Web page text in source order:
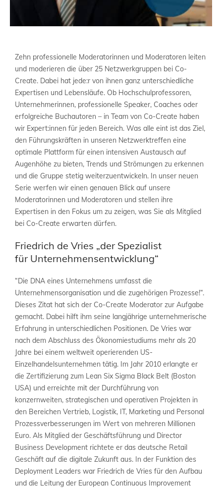
Zehn professionelle Moderatorinnen und Moderatoren leiten
und moderieren die über 25 Netzwerkgruppen bei Co-
Create. Dabei hat jede:r von ihnen ganz unterschiedliche
Expertisen und Lebensläufe. Ob Hochschulprofessoren,
Unternehmerinnen, professionelle Speaker, Coaches oder
erfolgreiche Buchautoren – in Team von Co-Create haben
wir Expert:innen für jeden Bereich. Was alle eint ist das Ziel,
den Führungskräften in unseren Netzwerktreffen eine
optimale Plattform für einen intensiven Austausch auf
Augenhöhe zu bieten, Trends und Strömungen zu erkennen
und die Gruppe stetig weiterzuentwickeln. In unser neuen
Serie werfen wir einen genauen Blick auf unsere
Moderatorinnen und Moderatoren und stellen ihre
Expertisen in den Fokus um zu zeigen, was Sie als Mitglied
bei Co-Create erwarten dürfen.
Friedrich de Vries „der Spezialist
für Unternehmensentwicklung“
“Die DNA eines Unternehmens umfasst die
Unternehmensorganisation und die zugehörigen Prozesse!“.
Dieses Zitat hat sich der Co-Create Moderator zur Aufgabe
gemacht. Dabei hilft ihm seine langjährige unternehmerische
Erfahrung in unterschiedlichen Positionen. De Vries war
nach dem Abschluss des Ökonomiestudiums mehr als 20
Jahre bei einem weltweit operierenden US-
Einzelhandelsunternehmen tätig. Im Jahr 2010 erlangte er
die Zertifizierung zum Lean Six Sigma Black Belt (Boston
USA) und erreichte mit der Durchführung von
konzernweiten, strategischen und operativen Projekten in
den Bereichen Vertrieb, Logistik, IT, Marketing und Personal
Prozessverbesserungen im Wert von mehreren Millionen
Euro. Als Mitglied der Geschäftsführung und Director
Business Development richtete er das deutsche Retail
Geschäft auf die digitale Zukunft aus. In der Funktion des
Deployment Leaders war Friedrich de Vries für den Aufbau
und die Leitung der European Continuous Improvement